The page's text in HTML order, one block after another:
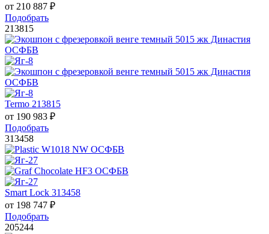
от 210 887 ₽
Подобрать
213815
Termo 213815
от 190 983 ₽
Подобрать
313458
Smart Lock 313458
от 198 747 ₽
Подобрать
205244